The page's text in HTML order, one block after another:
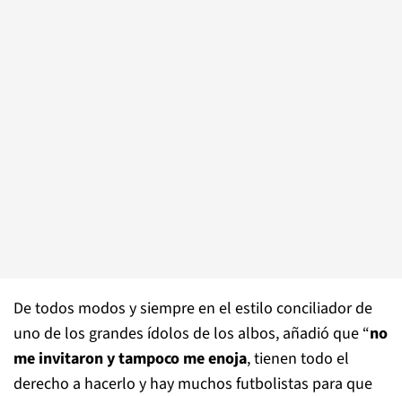
De todos modos y siempre en el estilo conciliador de
uno de los grandes ídolos de los albos, añadió que “no
me invitaron y tampoco me enoja, tienen todo el
derecho a hacerlo y hay muchos futbolistas para que